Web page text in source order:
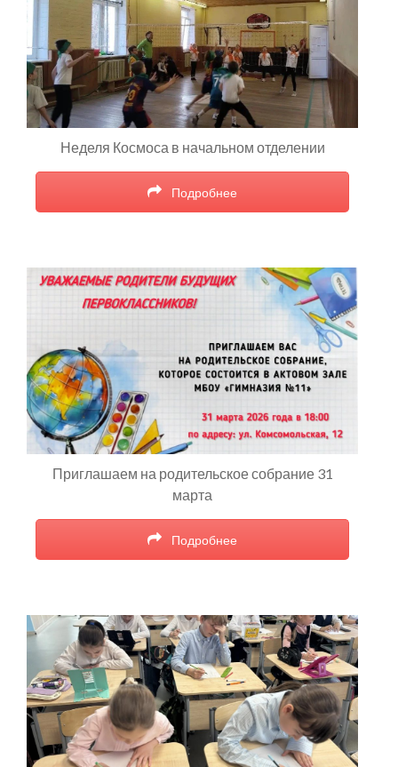
Неделя Космоса в начальном отделении
Подробнее
Приглашаем на родительское собрание 31
марта
Подробнее